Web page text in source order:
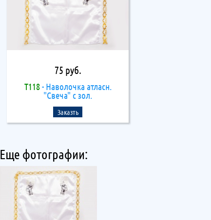
75 руб.
Т118- Наволочка атласн.
"Свеча" с зол.
Заказть
Еще фотографии: